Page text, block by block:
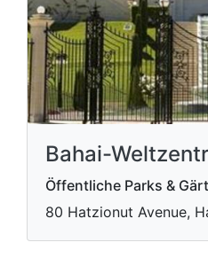
Bahai-
Öffentliche Parks &
80 Hatzionut Avenue,